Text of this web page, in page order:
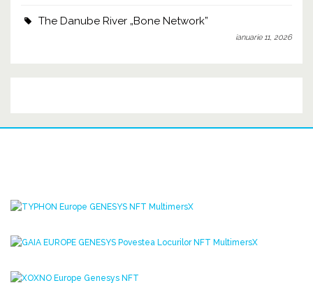
The Danube River „Bone Network”
ianuarie 11, 2026